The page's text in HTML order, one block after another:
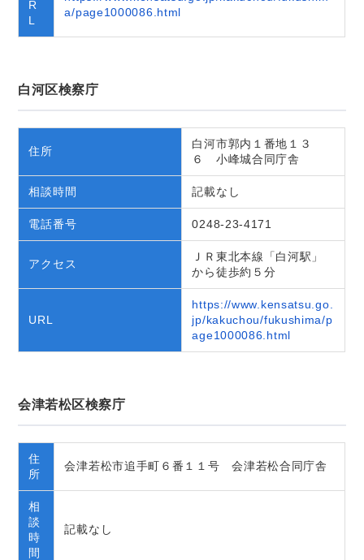
R
L
a/page1000086.html
白河区検察庁
住所
白河市郭内１番地１３
６ 小峰城合同庁舎
相談時間 記載なし
電話番号 0248-23-4171
アクセス
ＪＲ東北本線「白河駅」
から徒歩約５分
URL
https://www.kensatsu.go.
jp/kakuchou/fukushima/p
age1000086.html
会津若松区検察庁
住
所
会津若松市追手町６番１１号 会津若松合同庁舎
相
談
時
間
記載なし